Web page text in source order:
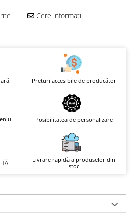
Cere informatii
Prețuri accesibile de producător
Posibilitatea de personalizare
Livrare rapidă a produselor din
stoc